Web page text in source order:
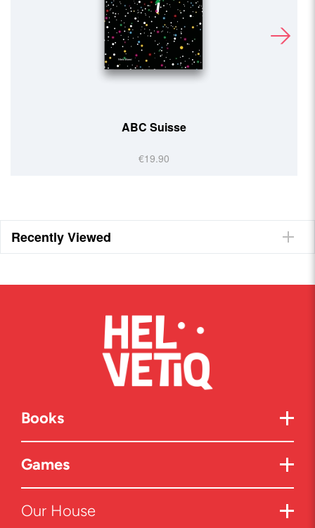
ABC Suisse
€19.90
Recently Viewed
Books
Games
Our House